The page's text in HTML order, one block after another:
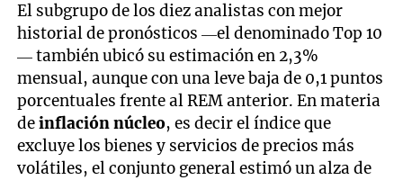
El subgrupo de los diez analistas con mejor
historial de pronósticos —el denominado Top 10
— también ubicó su estimación en 2,3%
mensual, aunque con una leve baja de 0,1 puntos
porcentuales frente al REM anterior. En materia
deinflación núcleo, es decir el índice que
excluye los bienes y servicios de precios más
volátiles, el conjunto general estimó un alza de